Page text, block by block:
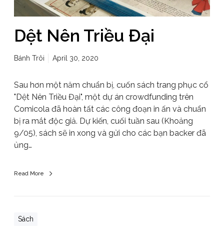
Dệt Nên Triều Đại
Bánh Trôi April 30, 2020
Sau hơn một năm chuẩn bị, cuốn sách trang phục cổ
"Dệt Nên Triều Đại", một dự án crowdfunding trên
Comicola đã hoàn tất các công đoạn in ấn và chuẩn
bị ra mắt độc giả. Dự kiến, cuối tuần sau (Khoảng
9/05), sách sẽ in xong và gửi cho các bạn backer đã
ủng…
Read More
Sách